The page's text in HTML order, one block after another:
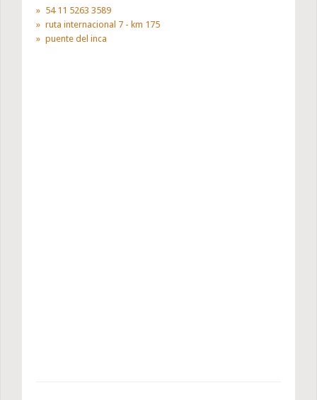
54 11 5263 3589
ruta internacional 7 - km 175
puente del inca